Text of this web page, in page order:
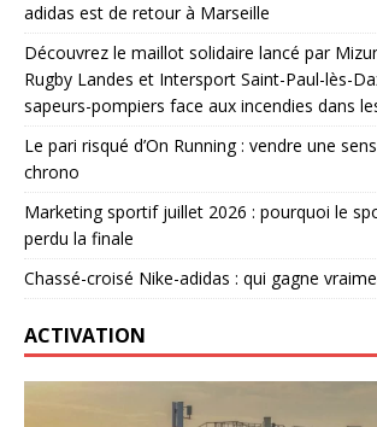
adidas est de retour à Marseille
Découvrez le maillot solidaire lancé par
Rugby Landes et Intersport Saint-Paul-lès-
sapeurs-pompiers face aux incendies dans
Le pari risqué d’On Running : vendre une
chrono
Marketing sportif juillet 2026 : pourquoi le
perdu la finale
Chassé-croisé Nike-adidas : qui gagne
ACTIVATION